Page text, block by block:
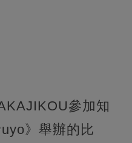
參加知
》舉辦的比